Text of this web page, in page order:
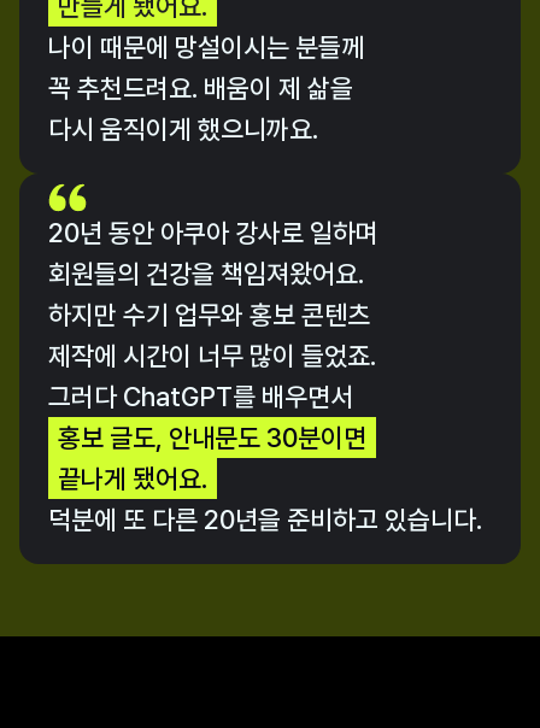
나이 때문에 망설이시는 분들께
꼭 추천드려요. 배움이 제 삶을
다시 움직이게 했으니까요.
20년 경력 강사,
AI로 또 다른
20년을 열다.
수강생 윤선미님 인터뷰 中
20년 동안 아쿠아 강사로 일하며
회원들의 건강을 책임져왔어요.
하지만 수기 업무와 홍보 콘텐츠
제작에 시간이 너무 많이 들었죠.
그러다 ChatGPT를 배우면서
홍보 글도, 안내문도 30분이면
끝나게 됐어요.
덕분에 또 다른 20년을 준비하고 있습니다.